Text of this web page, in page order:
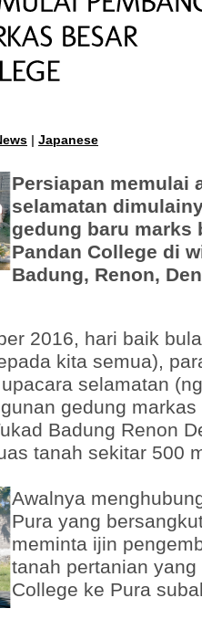
| Japanese
Persiapan memulai
selamatan
gedung baru marks
Pandan College di
Badung, Renon,
2016, hari baik
kita semua),
selamatan
gedung
Badung Renon
tanah sekitar 500
Awalnya
Pura yang
meminta ijin
tanah pertanian
College ke Pura